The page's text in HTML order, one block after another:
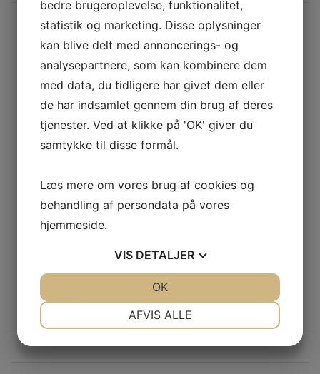
SENESTE INDLÆG
Sådan skaber du vækst med effektiv
kundeanalyse
Sådan finder du den rette tandlæge i Skælskør
for optimal tandpleje
Køb popcornmaskine – sådan vælger du den
perfekte model til hjemmet
Find det bedste flyttefirma på Sjælland til din
næste flytning
Fordele ved at vælge et professionelt VVS firma
til dine installationer og reparationer
bedre brugeroplevelse, funktionalitet,
statistik og marketing. Disse oplysninger
kan blive delt med annoncerings- og
analysepartnere, som kan kombinere dem
med data, du tidligere har givet dem eller
de har indsamlet gennem din brug af deres
tjenester. Ved at klikke på 'OK' giver du
samtykke til disse formål.
Læs mere om vores brug af cookies og
behandling af persondata på vores
hjemmeside.
VIS DETALJER
AFVIS ALLE
OK